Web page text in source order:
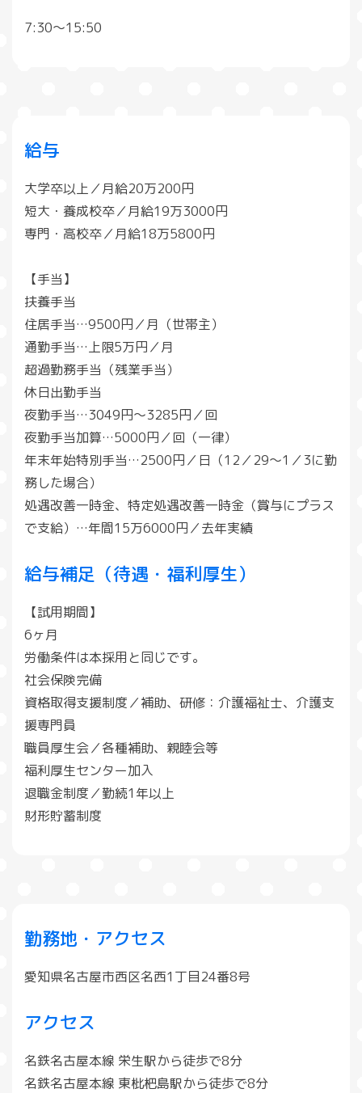
7:30〜15:50
給与
大学卒以上／月給20万200円
短大・養成校卒／月給19万3000円
専門・高校卒／月給18万5800円
【手当】
扶養手当
住居手当…9500円／月（世帯主）
通勤手当…上限5万円／月
超過勤務手当（残業手当）
休日出勤手当
夜勤手当…3049円～3285円／回
夜勤手当加算…5000円／回（一律）
年末年始特別手当…2500円／日（12／29～1／3に勤
務した場合）
処遇改善一時金、特定処遇改善一時金（賞与にプラス
で支給）…年間15万6000円／去年実績
給与補足（待遇・福利厚生）
【試用期間】
6ヶ月
労働条件は本採用と同じです。
社会保険完備
資格取得支援制度／補助、研修：介護福祉士、介護支
援専門員
職員厚生会／各種補助、親睦会等
福利厚生センター加入
退職金制度／勤続1年以上
財形貯蓄制度
勤務地・アクセス
愛知県名古屋市西区名西1丁目24番8号
アクセス
名鉄名古屋本線 栄生駅から徒歩で8分
名鉄名古屋本線 東枇杷島駅から徒歩で8分